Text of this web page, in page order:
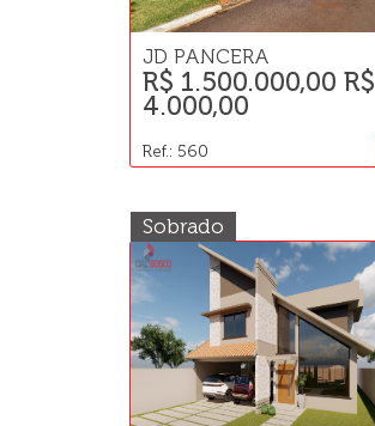
JD PANCERA
R$ 1.500.000,00 R$
4.000,00
Ref.: 560
Sobrado